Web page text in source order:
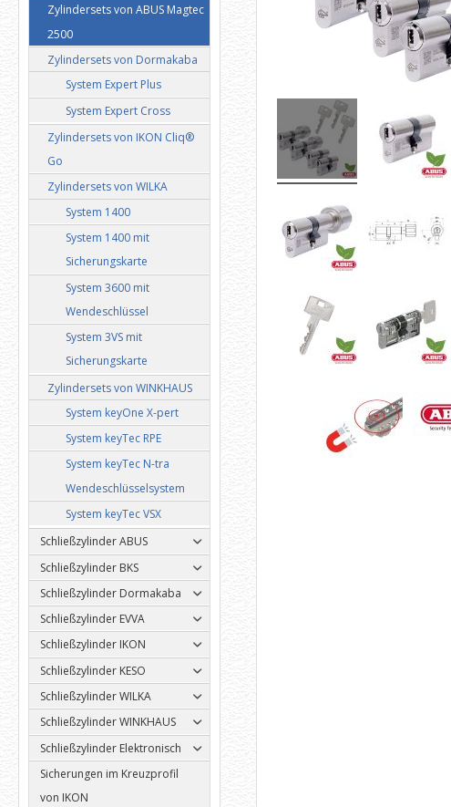
Zylindersets von ABUS Magtec
2500
Zylindersets von Dormakaba
System Expert Plus
System Expert Cross
Zylindersets von IKON Cliq®
Go
Zylindersets von WILKA
System 1400
System 1400 mit
Sicherungskarte
System 3600 mit
Wendeschlüssel
System 3VS mit
Sicherungskarte
Zylindersets von WINKHAUS
System keyOne X-pert
System keyTec RPE
System keyTec N-tra
Wendeschlüsselsystem
System keyTec VSX
Schließzylinder ABUS
Schließzylinder BKS
Schließzylinder Dormakaba
Schließzylinder EVVA
Schließzylinder IKON
Schließzylinder KESO
Schließzylinder WILKA
Schließzylinder WINKHAUS
Schließzylinder Elektronisch
Sicherungen im Kreuzprofil
von IKON